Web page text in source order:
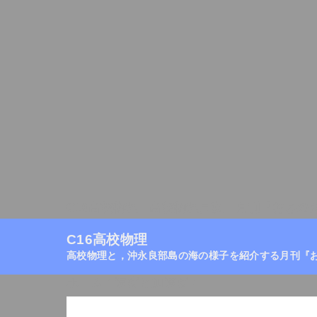
C16高校物理
高校物理と，沖永良部島の海の様子を紹介する月刊『